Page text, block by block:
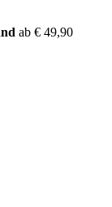
ab € 49,90